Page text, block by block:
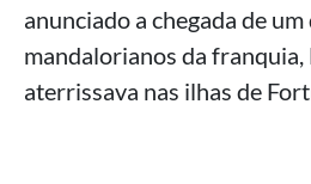
anunciado a chegada de
mandalorianos da franquia,
aterrissava nas ilhas de